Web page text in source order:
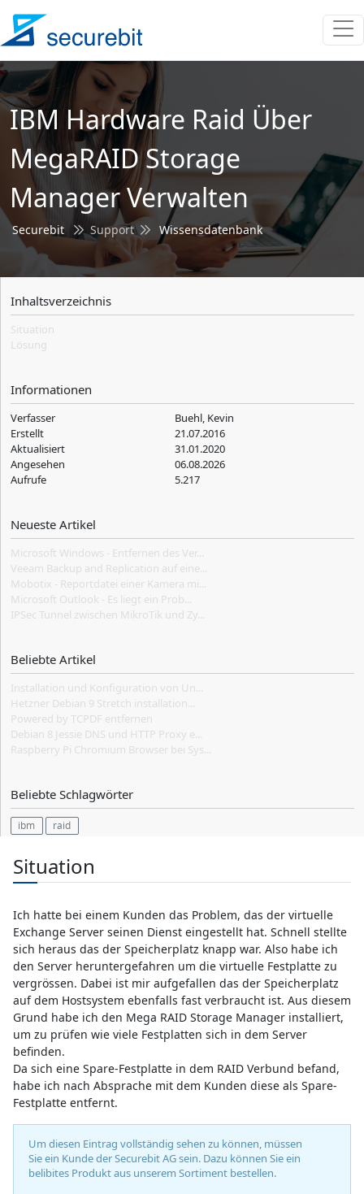
IBM Hardware Raid Über
MegaRAID Storage
Manager Verwalten
Securebit Support Wissensdatenbank
Inhaltsverzeichnis
Situation
Lösung
Informationen
Verfasser
Buehl, Kevin
Erstellt
21.07.2016
Aktualisiert
31.01.2020
Angesehen
06.08.2026
Aufrufe
5.217
Neueste Artikel
Microsoft Windows - Entfernen des Ver...
Veeam Backup and Replication auf eine...
Mobotix - Reportdatei einer Kamera mi...
Microsoft Outlook - Es liegt ein Prob...
IPSec Tunnel zwischen MikroTik und Zy...
Beliebte Artikel
Installation und Konfiguration von Un...
Hetzner Debian 9 Stretch installation...
Powered by TCPDF entfernen
Debian 8 Jessie DNS und HTTP Proxy e...
Raspberry Pi Chromium Browser bei Sys...
Beliebte Schlagwörter
ibm raid
Situation
Ich hatte bei einem Kunden das Problem, das der virtuelle
Exchange Server seinen Dienst eingestellt hat. Schnell stellte
sich heraus das der Speicherplatz knapp war. Also habe ich
den Server heruntergefahren um die virtuelle Festplatte zu
vergrössen. Dabei ist mir aufgefallen das der Speicherplatz
auf dem Hostsystem ebenfalls fast verbraucht ist. Aus diesem
Grund habe ich den Mega RAID Storage Manager installiert,
um zu prüfen wie viele Festplatten sich in dem Server
befinden.
Da sich eine Spare-Festplatte in dem RAID Verbund befand,
habe ich nach Absprache mit dem Kunden diese als Spare-
Festplatte entfernt.
Um diesen Eintrag vollständig sehen zu können, müssen
Sie ein Kunde der Securebit AG sein. Dazu können Sie ein
belibites Produkt aus unserem Sortiment bestellen.